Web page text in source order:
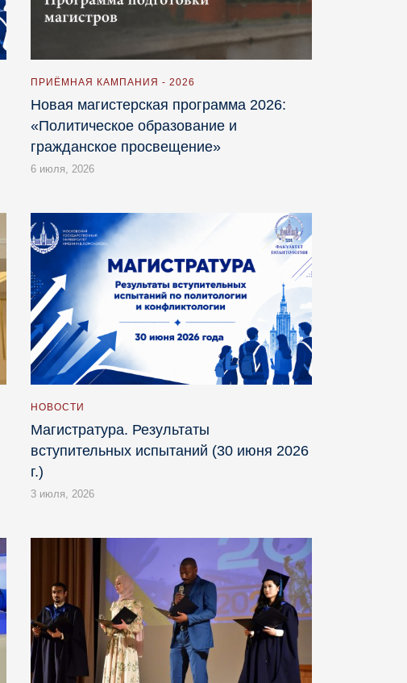
ПРИЁМНАЯ КАМПАНИЯ - 2026
Новая магистерская программа 2026:
«Политическое образование и
гражданское просвещение»
6 июля, 2026
НОВОСТИ
Магистратура. Результаты
вступительных испытаний (30 июня 2026
г.)
3 июля, 2026